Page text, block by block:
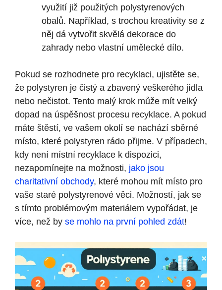
využití již použitých polystyrenových
obalů. Například, s trochou kreativity se z
něj dá vytvořit skvělá dekorace do
zahrady nebo vlastní umělecké dílo.
Pokud se rozhodnete pro recyklaci, ujistěte se,
že polystyren je čistý a zbavený veškerého jídla
nebo nečistot. Tento malý krok může mít velký
dopad na úspěšnost procesu recyklace. A pokud
máte štěstí, ve vašem okolí se nachází sběrné
místo, které polystyren rádo přijme. V případech,
kdy není místní recyklace k dispozici,
nezapomínejte na možnosti, jako jsou
charitativní obchody, které mohou mít místo pro
vaše staré polystyrenové věci. Možností, jak se
s tímto problémovým materiálem vypořádat, je
více, než by se mohlo na první pohled zdát!